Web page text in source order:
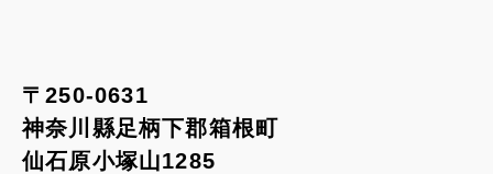
〒250-0631
神奈川縣足柄下郡箱根町
仙石原小塚山1285